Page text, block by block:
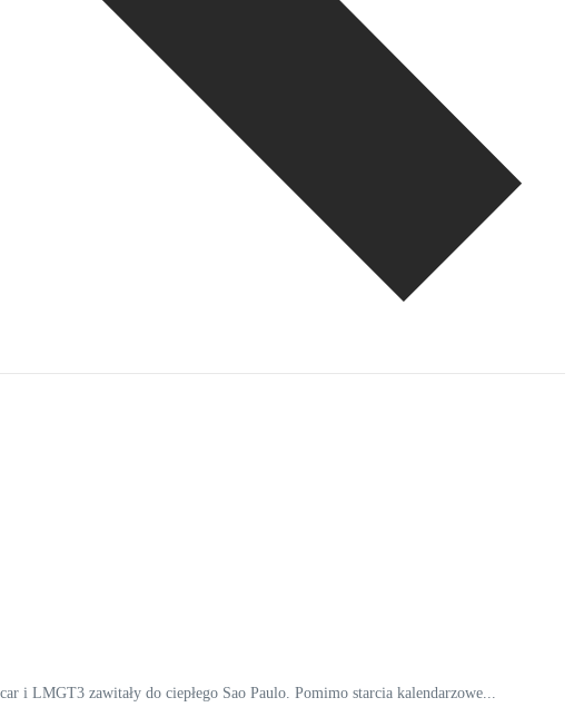
i LMGT3 zawitały do ciepłego Sao Paulo. Pomimo starcia kalendarzowe...